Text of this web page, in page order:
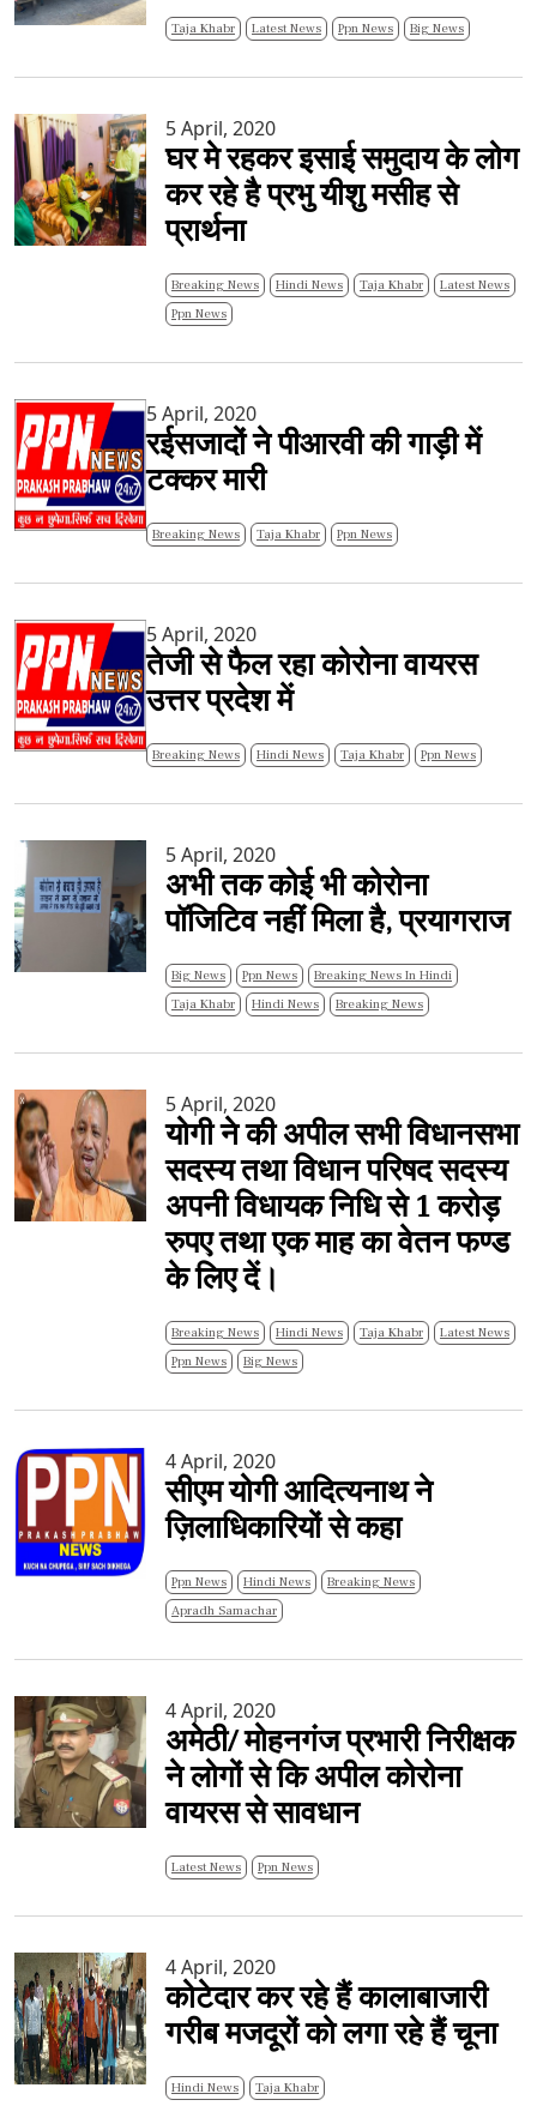
Taja Khabr Latest News Ppn News Big News
5 April, 2020
घर मे रहकर इसाई समुदाय के लोग
कर रहे है प्रभु यीशु मसीह से
प्रार्थना
Breaking News Hindi News Taja Khabr
Latest News
Ppn News
5 April, 2020
रईसजादों ने पीआरवी की गाड़ी में
टक्कर मारी
Breaking News Taja Khabr Ppn News
5 April, 2020
तेजी से फैल रहा कोरोना वायरस
उत्तर प्रदेश में
Breaking News Hindi News Taja Khabr Ppn News
5 April, 2020
अभी तक कोई भी कोरोना
पॉजिटिव नहीं मिला है, प्रयागराज
Big News Ppn News
Breaking News In Hindi
Taja Khabr
Hindi News Breaking News
5 April, 2020
योगी ने की अपील सभी विधानसभा
सदस्य तथा विधान परिषद सदस्य
अपनी विधायक निधि से 1 करोड़
रुपए तथा एक माह का वेतन फण्ड
के लिए दें।
Breaking News Hindi News Taja Khabr
Latest News
Ppn News
Big News
4 April, 2020
सीएम योगी आदित्यनाथ ने
ज़िलाधिकारियों से कहा
Ppn News Hindi News
Breaking News
Apradh Samachar
4 April, 2020
अमेठी/ मोहनगंज प्रभारी निरीक्षक
ने लोगों से कि अपील कोरोना
वायरस से सावधान
Latest News Ppn News
4 April, 2020
कोटेदार कर रहे हैं कालाबाजारी
गरीब मजदूरों को लगा रहे हैं चूना
Hindi News Taja Khabr